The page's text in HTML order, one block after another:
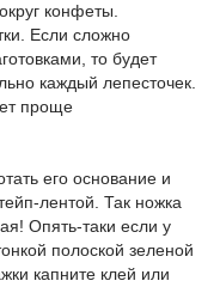
конфеты.
Если сложно
то будет
каждый лепесточек.
проще
его основание и
лентой. Так ножка
Опять-таки если у
полоской зеленой
капните клей или